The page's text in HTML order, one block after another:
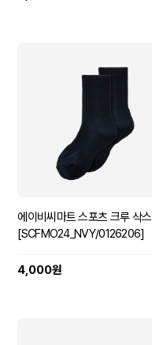
에이비씨마트 스포츠 크루 삭스
[SCFMO24_NVY/0126206]
4,000원